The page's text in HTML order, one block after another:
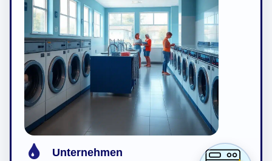
Unternehmen